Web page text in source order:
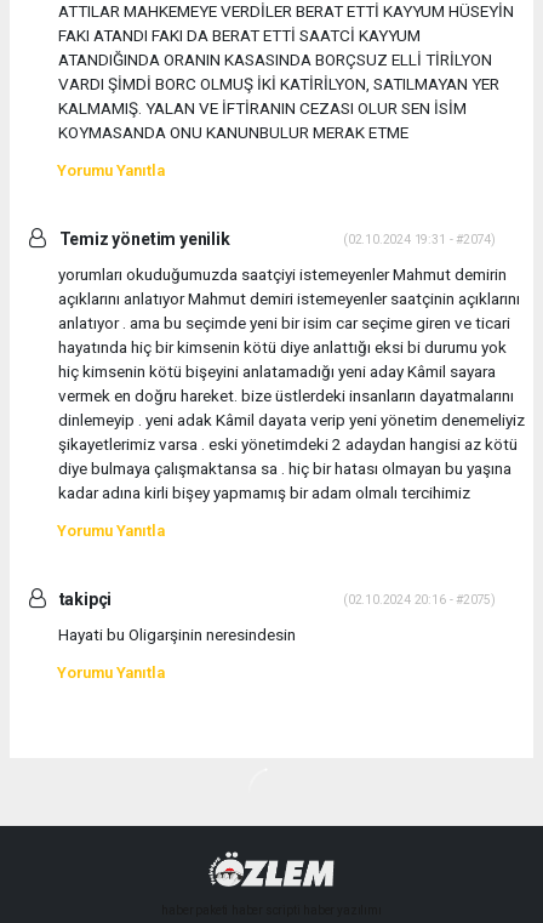
ATTILAR MAHKEMEYE VERDİLER BERAT ETTİ KAYYUM HÜSEYİN
FAKI ATANDI FAKI DA BERAT ETTİ SAATCİ KAYYUM
ATANDIĞINDA ORANIN KASASINDA BORÇSUZ ELLİ TİRİLYON
VARDI ŞİMDİ BORC OLMUŞ İKİ KATİRİLYON, SATILMAYAN YER
KALMAMIŞ. YALAN VE İFTİRANIN CEZASI OLUR SEN İSİM
KOYMASANDA ONU KANUNBULUR MERAK ETME
Yorumu Yanıtla
Temiz yönetim yenilik (02.10.2024 19:31 - #2074)
yorumları okuduğumuzda saatçiyi istemeyenler Mahmut demirin
açıklarını anlatıyor Mahmut demiri istemeyenler saatçinin açıklarını
anlatıyor . ama bu seçimde yeni bir isim car seçime giren ve ticari
hayatında hiç bir kimsenin kötü diye anlattığı eksi bi durumu yok
hiç kimsenin kötü bişeyini anlatamadığı yeni aday Kâmil sayara
vermek en doğru hareket. bize üstlerdeki insanların dayatmalarını
dinlemeyip . yeni adak Kâmil dayata verip yeni yönetim denemeliyiz
şikayetlerimiz varsa . eski yönetimdeki 2 adaydan hangisi az kötü
diye bulmaya çalışmaktansa sa . hiç bir hatası olmayan bu yaşına
kadar adına kirli bişey yapmamış bir adam olmalı tercihimiz
Yorumu Yanıtla
takipçi (02.10.2024 20:16 - #2075)
Hayati bu Oligarşinin neresindesin
Yorumu Yanıtla